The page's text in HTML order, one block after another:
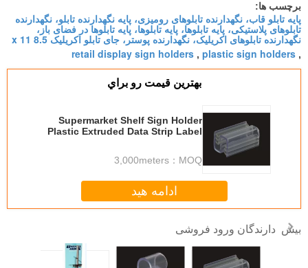
برچسب ها:
پایه تابلو قاب، نگهدارنده تابلوهای رومیزی، پایه نگهدارنده تابلو، نگهدارنده
تابلوهای پلاستیکی، پایه تابلوها، پایه تابلوها، پایه تابلوها در فضای باز،
نگهدارنده تابلوهای اکریلیک، نگهدارنده پوستر، جای تابلو اکریلیک 8.5 x 11
,
plastic sign holders
,
retail display sign holders
بهترين قيمت رو براي
Supermarket Shelf Sign Holder
Plastic Extruded Data Strip Label
MOQ：
3,000meters
ادامه هید
بیش دارندگان ورود فروشی